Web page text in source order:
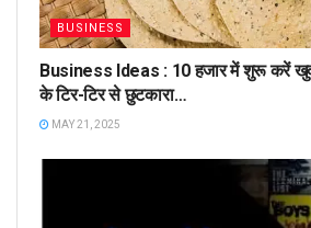
BUSINESS
Business Ideas : 10 हजार में शुरू करें खुद
के टिर-टिर से छुटकारा…
MAY 21, 2025